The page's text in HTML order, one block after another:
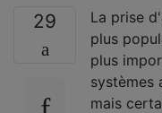
29
La prise
plus
plus
systèmes
mais